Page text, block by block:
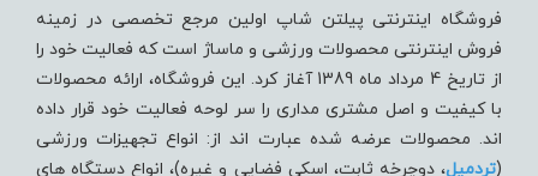
فروشگاه اینترنتی پیلتن شاپ اولین مرجع تخصصی در زمینه
فروش اینترنتی محصولات ورزشی و ماساژ است که فعالیت خود را
از تاریخ 4 مرداد ماه 1389 آغاز کرد. این فروشگاه، ارائه محصولات
با کیفیت و اصل مشتری مداری را سر لوحه فعالیت خود قرار داده
اند. محصولات عرضه شده عبارت اند از: انواع تجهیزات ورزشی
(تردميل، دوچرخه ثابت، اسکی فضایی و غیره)، انواع دستگاه های